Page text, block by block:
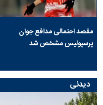
مقصد احتمالی مدافع جوان
پرسپولیس مشخص شد
دیدنی